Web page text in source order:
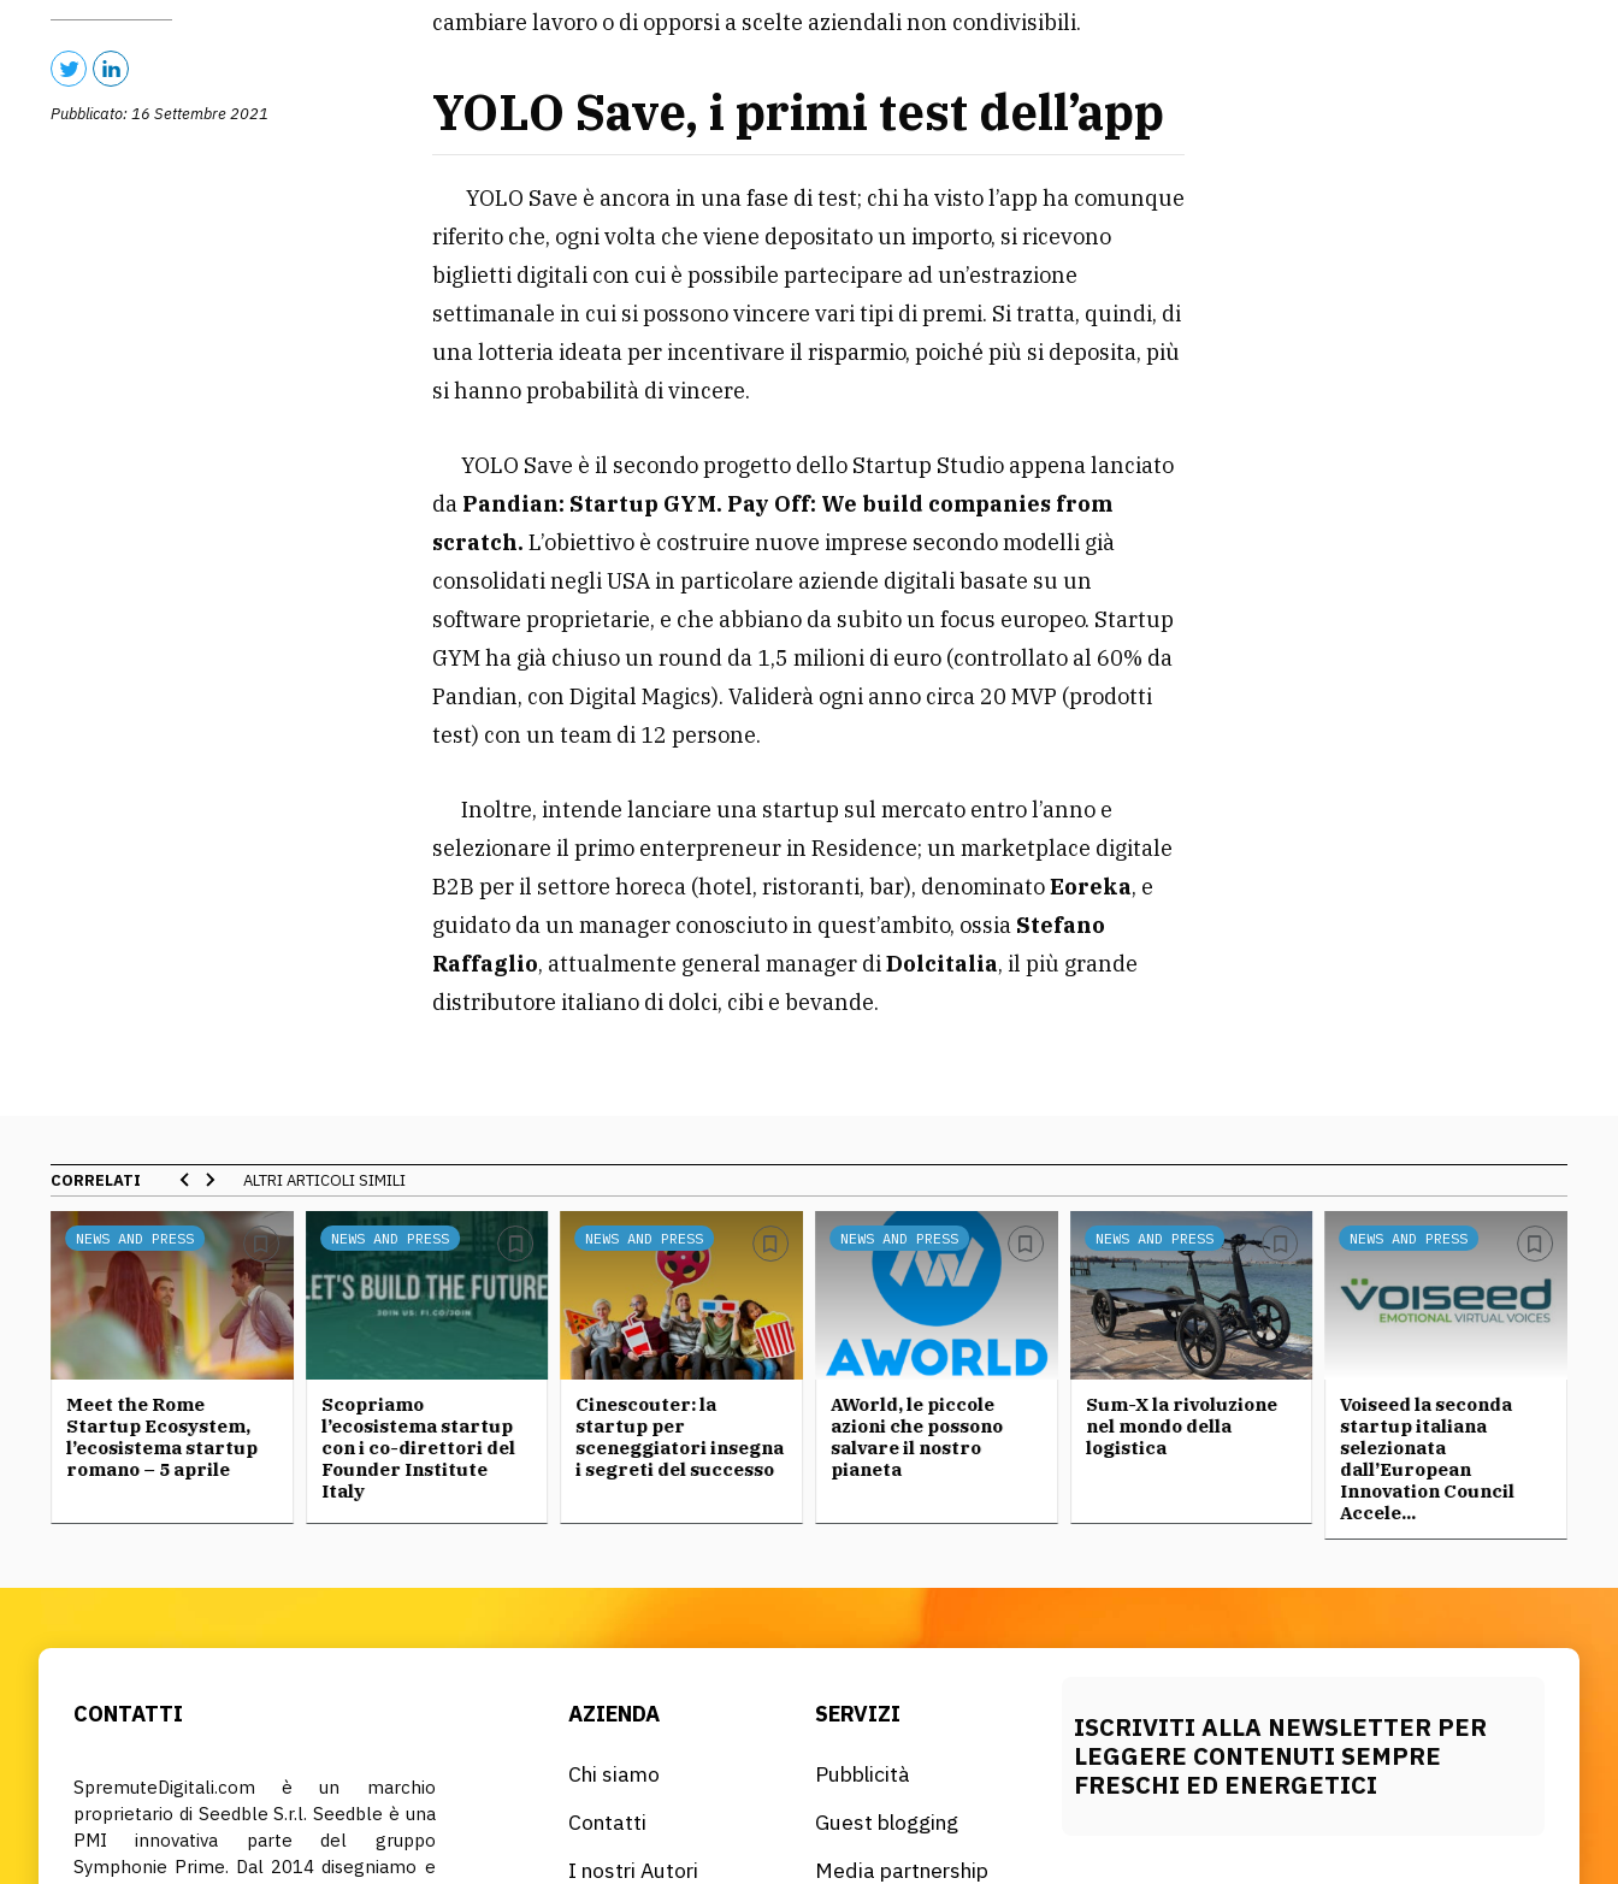
Pubblicato: 16 Settembre 2021
cambiare lavoro o di opporsi a scelte aziendali non condivisibili.
YOLO Save, i primi test dell’app
YOLO Save è ancora in una fase di test; chi ha visto l’app ha comunque
riferito che, ogni volta che viene depositato un importo, si ricevono
biglietti digitali con cui è possibile partecipare ad un’estrazione
settimanale in cui si possono vincere vari tipi di premi. Si tratta, quindi, di
una lotteria ideata per incentivare il risparmio, poiché più si deposita, più
si hanno probabilità di vincere.
YOLO Save è il secondo progetto dello Startup Studio appena lanciato
da Pandian: Startup GYM. Pay Off: We build companies from
scratch. L’obiettivo è costruire nuove imprese secondo modelli già
consolidati negli USA in particolare aziende digitali basate su un
software proprietarie, e che abbiano da subito un focus europeo. Startup
GYM ha già chiuso un round da 1,5 milioni di euro (controllato al 60% da
Pandian, con Digital Magics). Validerà ogni anno circa 20 MVP (prodotti
test) con un team di 12 persone.
Inoltre, intende lanciare una startup sul mercato entro l’anno e
selezionare il primo enterpreneur in Residence; un marketplace digitale
B2B per il settore horeca (hotel, ristoranti, bar), denominatoEoreka, e
guidato da un manager conosciuto in quest’ambito, ossia Stefano
Raffaglio, attualmente general manager diDolcitalia, il più grande
distributore italiano di dolci, cibi e bevande.
CORRELATI ALTRI ARTICOLI SIMILI
NEWS AND PRESS
Meet the Rome
Startup Ecosystem,
l’ecosistema startup
romano – 5 aprile
NEWS AND PRESS
Scopriamo
l’ecosistema startup
con i co-direttori del
Founder Institute
Italy
NEWS AND PRESS
Cinescouter: la
startup per
sceneggiatori insegna
i segreti del successo
NEWS AND PRESS
AWorld, le piccole
azioni che possono
salvare il nostro
pianeta
NEWS AND PRESS
Sum-X la rivoluzione
nel mondo della
logistica
NEWS AND PRESS
Voiseed la seconda
startup italiana
selezionata
dall’European
Innovation Council
Accele...
CONTATTI
SpremuteDigitali.com è un marchio
proprietario di Seedble S.r.l. Seedble è una
PMI innovativa parte del gruppo
Symphonie Prime. Dal 2014 disegniamo e
AZIENDA
Chi siamo
Contatti
I nostri Autori
SERVIZI
Pubblicità
Guest blogging
Media partnership
ISCRIVITI ALLA NEWSLETTER PER
LEGGERE CONTENUTI SEMPRE
FRESCHI ED ENERGETICI